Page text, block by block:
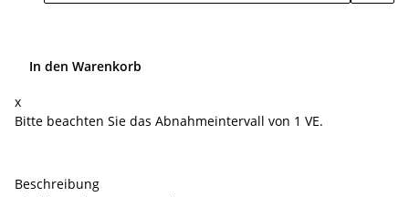
In den Warenkorb
x
Bitte beachten Sie das Abnahmeintervall von 1 VE.
Beschreibung